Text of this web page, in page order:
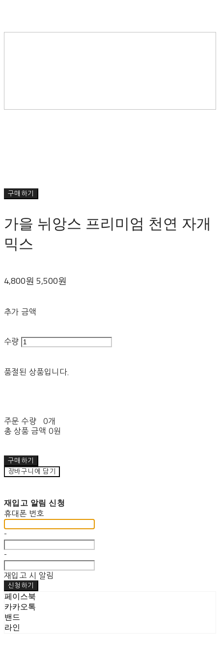
구매하기
가을 뉘앙스 프리미엄 천연 자개
믹스
4,800원 5,500원
추가 금액
수량
품절된 상품입니다.
주문 수량
0개
총 상품 금액 0원
구매하기
장바구니에 담기
재입고 알림 신청
휴대폰 번호
-
-
재입고 시 알림
신청하기
페이스북
카카오톡
밴드
라인